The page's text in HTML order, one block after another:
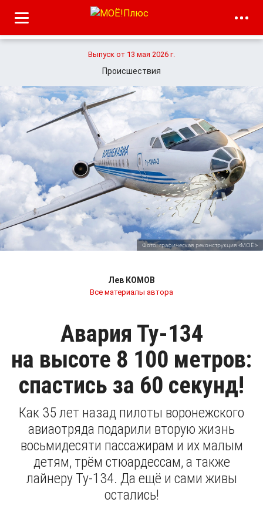
Выпуск от 13 мая 2026 г.
Происшествия
Фото: графическая реконструкция «МОЁ!»
Лев КОМОВ
Все материалы автора
Авария Ту-134
на высоте 8 100 метров:
спастись за 60 секунд!
Как 35 лет назад пилоты воронежского
авиаотряда подарили вторую жизнь
восьмидесяти пассажирам и их малым
детям, трём стюардессам, а также
лайнеру Ту-134. Да ещё и сами живы
остались!